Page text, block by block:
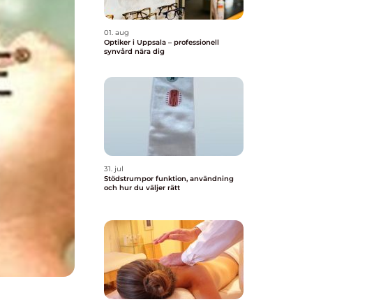
01. aug
Optiker i Uppsala – professionell
synvård nära dig
31. jul
Stödstrumpor funktion, användning
och hur du väljer rätt